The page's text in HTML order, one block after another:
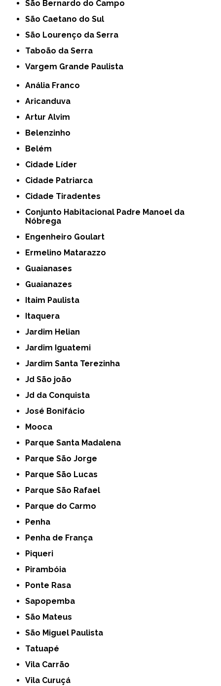
São Bernardo do Campo
São Caetano do Sul
São Lourenço da Serra
Taboão da Serra
Vargem Grande Paulista
Anália Franco
Aricanduva
Artur Alvim
Belenzinho
Belém
Cidade Líder
Cidade Patriarca
Cidade Tiradentes
Conjunto Habitacional Padre Manoel da
Nóbrega
Engenheiro Goulart
Ermelino Matarazzo
Guaianases
Guaianazes
Itaim Paulista
Itaquera
Jardim Helian
Jardim Iguatemi
Jardim Santa Terezinha
Jd São joão
Jd da Conquista
José Bonifácio
Mooca
Parque Santa Madalena
Parque São Jorge
Parque São Lucas
Parque São Rafael
Parque do Carmo
Penha
Penha de França
Piqueri
Pirambóia
Ponte Rasa
Sapopemba
São Mateus
São Miguel Paulista
Tatuapé
Vila Carrão
Vila Curuçá